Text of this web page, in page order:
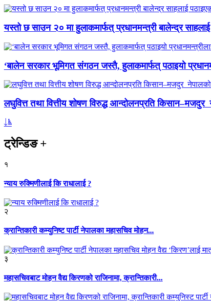
यस्तो छ साउन २० मा हुलाकमार्फत् प्रधानमन्त्री बालेन्द्र साहलाई
‘बालेन सरकार भूमिगत संगठन जस्तै, हुलाकमार्फत् पठाइयो
लघुवित्त तथा वित्तीय शोषण विरुद्ध आन्दोलनप्रति किसान–मजदुर
ट्रेन्डिङ+
१
न्याय रुक्मिणीलाई कि राधालाई ?
२
क्रान्तिकारी कम्युनिष्ट पार्टी नेपालका महासचिव मोहन...
३
महासचिवबाट मोहन वैद्य किरणको राजिनामा, क्रान्तिकारी...